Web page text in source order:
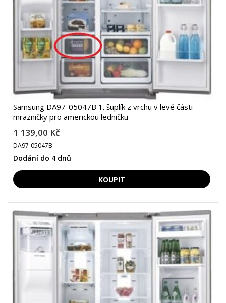
Samsung DA97-05047B 1. šuplík z vrchu v levé části
mrazničky pro americkou ledničku
1 139,00 Kč
DA97-05047B
Dodání do 4 dnů